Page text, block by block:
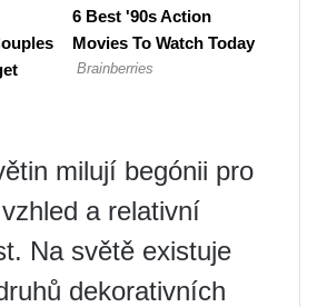
milují begónii pro
a relativní
Na světě existuje
dekorativních